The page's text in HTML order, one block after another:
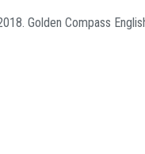
Golden Compass